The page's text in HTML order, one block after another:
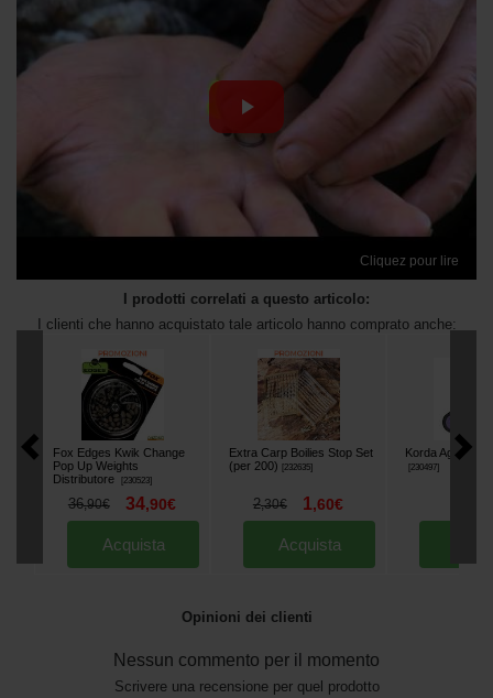
Cliquez pour lire
I prodotti correlati a questo articolo:
I clienti che hanno acquistato tale articolo hanno comprato anche:
Fox Edges Kwik Change
Pop Up Weights
Distributore
[230523]
36,90€ 34,90€
Acquista
Extra Carp Boilies Stop Set
(per 200)
[232635]
2,30€ 1,60€
Acquista
Korda Aghi Fine
[230497]
Opinioni dei clienti
Nessun commento per il momento
Scrivere una recensione per quel prodotto